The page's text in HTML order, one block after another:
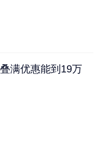
满优惠能到19万